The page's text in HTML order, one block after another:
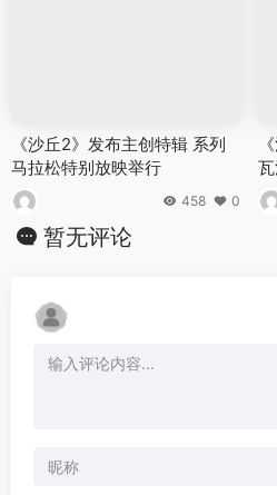
《沙丘2》发布主创特辑 系列
马拉松特别放映举行
458 0
暂无评论